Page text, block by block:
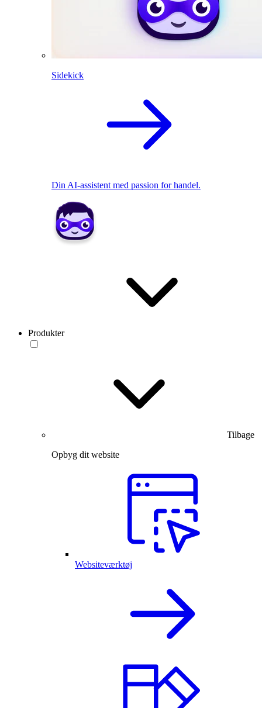
Sidekick
Din AI-assistent med passion for handel.
Produkter
Tilbage
Opbyg dit website
Websiteværktøj